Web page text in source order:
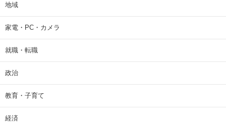
地域
家電・PC・カメラ
就職・転職
政治
教育・子育て
経済